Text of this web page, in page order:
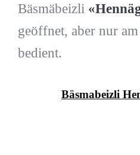
Bäsmäbeizli
geöffnet, aber nur
bedient.
Bäsmabeizli